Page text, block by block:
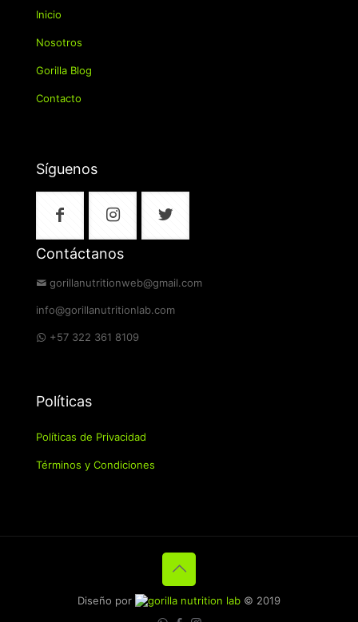
Inicio
Nosotros
Gorilla Blog
Contacto
Síguenos
Contáctanos
gorillanutritionweb@gmail.com
info@gorillanutritionlab.com
+57 322 361 8109
Políticas
Políticas de Privacidad
Términos y Condiciones
Diseño por © 2019